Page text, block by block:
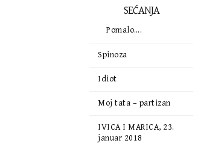
SEĆANJA
Pomalo….
Spinoza
Idiot
Moj tata – partizan
IVICA I MARICA, 23.
januar 2018